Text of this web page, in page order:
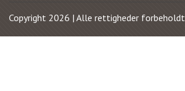
Copyright 2026 | Alle rettigheder forbeholdt